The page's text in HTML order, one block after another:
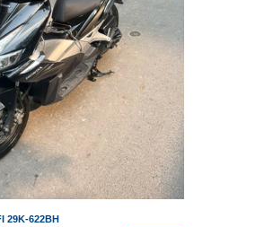
29K-622BH